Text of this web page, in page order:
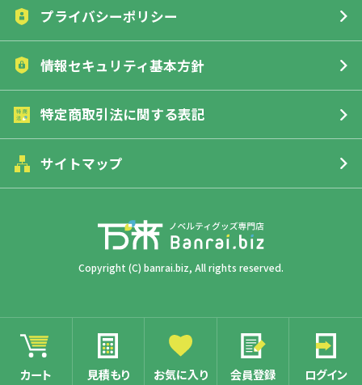
カート 見積もり お気に入り 会員登録 ログイン
領収書ダウンロード
FAX注文について
北海道
本州・四国・九州
1,000円
沖縄県、離島
下記の場合は、商品到着後7日以内に一度ご連絡をくださ
い。返品・交換させていただきます。
ていない）の場合
■ご注文商品と違うものが届いた場合
■指定した名入れ、オリジナルの内容が異なっていた場合
プライバシーポリシー
情報セキュリティ基本方針
特定商取引法に関する表記
サイトマップ
Copyright (C) banrai.biz, All rights reserved.